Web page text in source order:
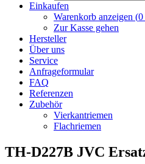
Einkaufen
Warenkorb anzeigen (0
Zur Kasse gehen
Hersteller
Über uns
Service
Anfrageformular
FAQ
Referenzen
Zubehör
Vierkantriemen
Flachriemen
TH-D227B JVC